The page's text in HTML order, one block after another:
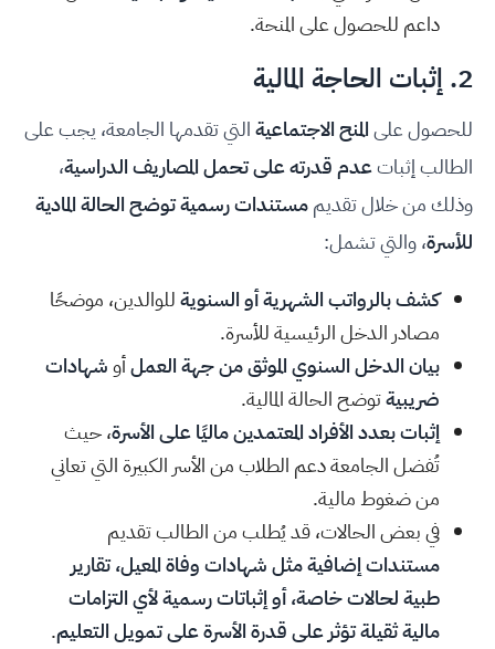
داعم للحصول على المنحة.
2. إثبات الحاجة المالية
للحصول علىالمنح الاجتماعيةالتي تقدمها الجامعة، يجب على
الطالب إثباتعدم قدرته على تحمل المصاريف الدراسية،
وذلك من خلال تقديممستندات رسمية توضح الحالة المادية
للأسرة، والتي تشمل:
كشف بالرواتب الشهرية أو السنويةللوالدين، موضحًا
مصادر الدخل الرئيسية للأسرة.
بيان الدخل السنوي الموثق من جهة العملأوشهادات
ضريبيةتوضح الحالة المالية.
إثبات بعدد الأفراد المعتمدين ماليًا على الأسرة، حيث
تُفضل الجامعة دعم الطلاب من الأسر الكبيرة التي تعاني
من ضغوط مالية.
في بعض الحالات، قد يُطلب من الطالب تقديم
مستندات إضافية مثل شهادات وفاة المعيل، تقارير
طبية لحالات خاصة، أو إثباتات رسمية لأي التزامات
مالية ثقيلة تؤثر على قدرة الأسرة على تمويل التعليم.